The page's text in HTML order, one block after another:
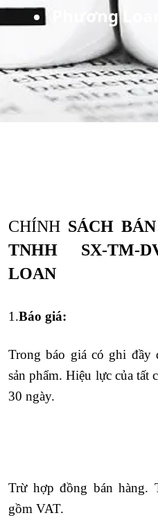
Phương Loan
CHÍNH SÁCH
TNHH SX-TM-
LOAN
1.Báo giá:
Trong báo giá có ghi đầy
sản phẩm. Hiệu lực của tất
30 ngày.
Trừ hợp đồng bán hàng.
gồm VAT.